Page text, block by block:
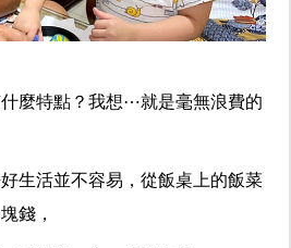
麼特點？ 我想⋯就是毫無浪費的
生活並不容易，從飯桌上的飯菜
錢，